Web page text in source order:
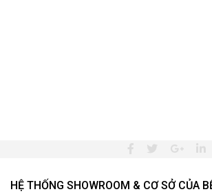
HỆ THỐNG SHOWROOM & CƠ SỞ CỦA